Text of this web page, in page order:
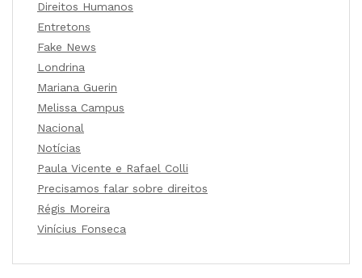
Direitos Humanos
Entretons
Fake News
Londrina
Mariana Guerin
Melissa Campus
Nacional
Notícias
Paula Vicente e Rafael Colli
Precisamos falar sobre direitos
Régis Moreira
Vinícius Fonseca